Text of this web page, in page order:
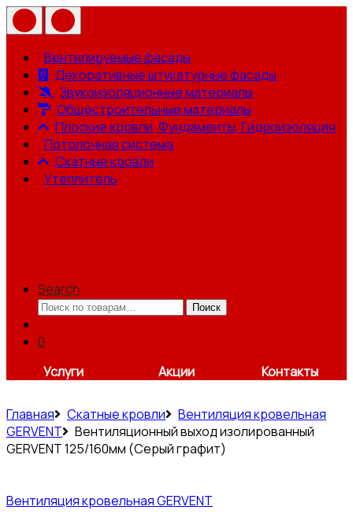
Вентилируемые фасады
Декоративные штукатурные фасады
Звукоизоляционные материалы
Общестроительные материалы
Плоские кровли, Фундаменты, Гидроизоляция
Потолочная система
Скатные кровли
Утеплитель
Search
Искать:
Поиск
0
Услуги
Акции Контакты
Главная Скатные кровли
Вентиляция кровельная
GERVENT
Вентиляционный выход изолированный
GERVENT 125/160мм (Серый графит)
Вентиляция кровельная GERVENT